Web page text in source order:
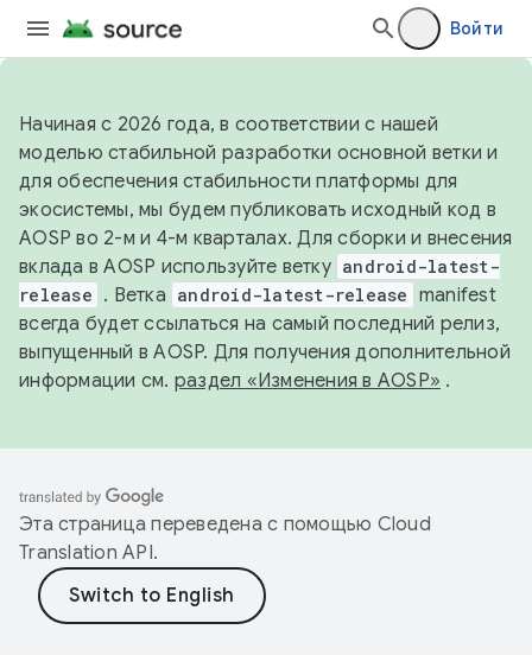
Войти
Начиная с 2026 года, в соответствии с нашей
моделью стабильной разработки основной ветки и
для обеспечения стабильности платформы для
экосистемы, мы будем публиковать исходный код в
AOSP во 2-м и 4-м кварталах. Для сборки и внесения
вклада в AOSP используйте ветку android-latest-
release . Ветка android-latest-release manifest
всегда будет ссылаться на самый последний релиз,
выпущенный в AOSP. Для получения дополнительной
информации см. раздел «Изменения в AOSP» .
Эта страница переведена с помощью Cloud
Translation API.